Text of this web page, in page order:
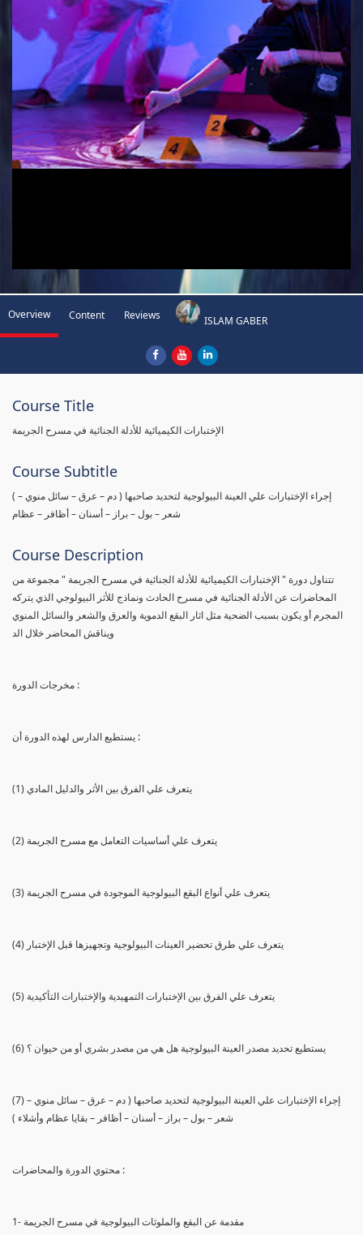
Overview Content Reviews ISLAM GABER
Course Title
الإختبارات الكيميائية للأدلة الجنائية في مسرح الجريمة
Course Subtitle
( إجراء الإختبارات علي العينة البيولوجية لتحديد صاحبها ( دم – عرق – سائل منوي –
شعر – بول – براز – أسنان – أظافر – عظام
Course Description
تتناول دورة " الإختبارات الكيميائية للأدلة الجنائية في مسرح الجريمة " مجموعة من
المحاضرات عن الأدلة الجنائية في مسرح الحادث ونماذج للأثر البيولوجي الذي يتركه
المجرم أو يكون بسبب الضحية مثل اثار البقع الدموية والعرق والشعر والسائل المنوي
ويناقش المحاضر خلال الد
مخرجات الدورة :
يستطيع الدارس لهذه الدورة أن :
(1) يتعرف علي الفرق بين الأثر والدليل المادي
(2) يتعرف علي أساسيات التعامل مع مسرح الجريمة
(3) يتعرف علي أنواع البقع البيولوجية الموجودة في مسرح الجريمة
(4) يتعرف علي طرق تحضير العينات البيولوجية وتجهيزها قبل الإختبار
(5) يتعرف علي الفرق بين الإختبارات التمهيدية والإختبارات التأكيدية
(6) يستطيع تحديد مصدر العينة البيولوجية هل هي من مصدر بشري أو من حيوان ؟
(7) إجراء الإختبارات علي العينة البيولوجية لتحديد صاحبها ( دم – عرق – سائل منوي –
شعر – بول – براز – أسنان – أظافر – بقايا عظام وأشلاء )
محتوي الدورة والمحاضرات :
1- مقدمة عن البقع والملوثات البيولوجية في مسرح الجريمة